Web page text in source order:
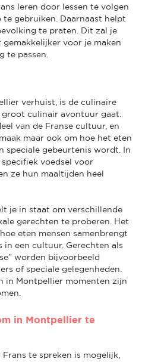
leren door lessen te volgen
gebruiken. Daarnaast helpt
te praten. Dit zal je
voor je maken
te passen.
verhuist, is de culinaire
culinair avontuur gaat.
van de Franse cultuur, en
maar ook om hoe het eten
speciale gebeurtenis wordt. In
voedsel voor
ze hun maaltijden heel
je in staat om verschillende
gerechten te proberen. Het
eten mensen samenbrengt
in een cultuur. Gerechten als
worden bijvoorbeeld
of speciale gelegenheden.
in Montpellier momenten zijn
in Montpellier te
te spreken is mogelijk,